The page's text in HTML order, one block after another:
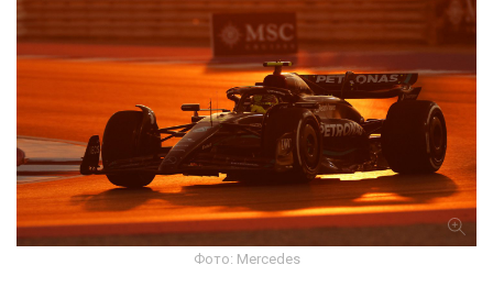
Фото: Mercedes